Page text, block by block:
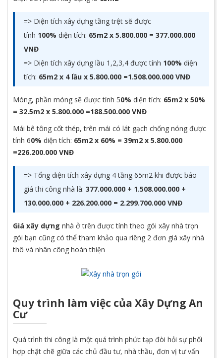
=> Diện tích xây dựng tầng trệt sẽ được
tính 100% diện tích: 65m2 x 5.800.000 = 377.000.000
VNĐ
=> Diện tích xây dựng lầu 1,2,3,4 được tính 100% diện
tích: 65m2 x 4 lầu x 5.800.000 =1.508.000.000 VNĐ
Móng, phần móng sẽ được tính 50% diện tích: 65m2 x 50%
= 32.5m2 x 5.800.000 =188.500.000 VNĐ
Mái bê tông cốt thép, trên mái có lát gạch chống nóng được
tính 60% diện tích: 65m2 x 60% = 39m2 x 5.800.000
=226.200.000 VNĐ
=> Tổng diện tích xây dựng 4 tầng 65m2 khi được báo
giá thi công nhà là: 377.000.000 + 1.508.000.000 +
130.000.000 + 226.200.000 = 2.299.700.000 VNĐ
Giá xây dựng nhà ở trên được tính theo gói xây nhà trọn
gói bạn cũng có thể tham khảo qua riêng 2 đơn giá xây nhà
thô và nhân công hoàn thiện
Quy trình làm việc của Xây Dựng An
Cư
Quá trình thi công là một quá trình phức tạp đòi hỏi sự phối
hợp chặt chẽ giữa các chủ đầu tư, nhà thầu, đơn vị tư vấn